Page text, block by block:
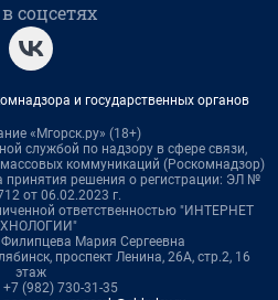
соцсетях
и государственных органов
«Мгорск.ру» (18+)
службой по надзору в сфере связи,
коммуникаций (Роскомнадзор)
принятия решения о регистрации: ЭЛ №
от 06.02.2023 г.
ответственностью "ИНТЕРНЕТ
Мария Сергеевна
проспект Ленина, 26А, стр.2, 16
этаж
(982) 730-31-35